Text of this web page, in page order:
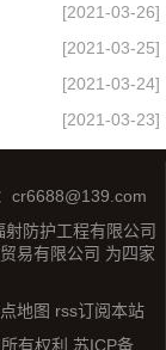
[2021-03-26]
[2021-03-25]
[2021-03-24]
[2021-03-23]
cr6688@139.com
防护工程有限公司
易有限公司 为四家
地图 rss订阅本站
有权利 苏ICP备